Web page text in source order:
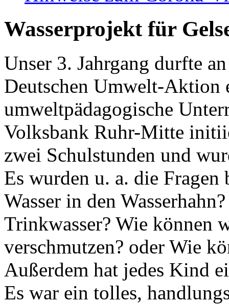
Wasserprojekt für
Unser 3. Jahrgang durfte
Deutschen Umwelt-Aktion
umweltpädagogische
Volksbank Ruhr-Mitte
zwei Schulstunden und
Es wurden u. a. die
Wasser in den
Trinkwasser? Wie können
verschmutzen? oder Wie
Außerdem hat jedes Kind
Es war ein tolles,